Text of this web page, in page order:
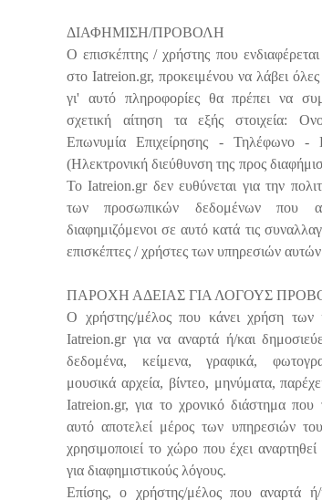
ΔΙΑΦΗΜΙΣΗ/ΠΡΟΒΟΛΗ
Ο επισκέπτης / χρήστης που ενδιαφέρεται
στο Iatreion.gr, προκειμένου να λάβει όλες
γι' αυτό πληροφορίες θα πρέπει να
σχετική αίτηση τα εξής στοιχεία:
Επωνυμία Επιχείρησης - Τηλέφωνο
(Ηλεκτρονική διεύθυνση της προς
Το Iatreion.gr δεν ευθύνεται για την
των προσωπικών δεδομένων που
διαφημιζόμενοι σε αυτό κατά τις
επισκέπτες / χρήστες των υπηρεσιών
ΠΑΡΟΧΗ ΑΔΕΙΑΣ ΓΙΑ ΛΟΓΟΥΣ
Ο χρήστης/μέλος που κάνει χρήση των
Iatreion.gr για να αναρτά ή/και
δεδομένα, κείμενα, γραφικά,
μουσικά αρχεία, βίντεο, μηνύματα,
Iatreion.gr, για το χρονικό διάστημα που
αυτό αποτελεί μέρος των υπηρεσιών
χρησιμοποιεί το χώρο που έχει αναρτηθεί
για διαφημιστικούς λόγους.
Επίσης, ο χρήστης/μέλος που αναρτά ή/